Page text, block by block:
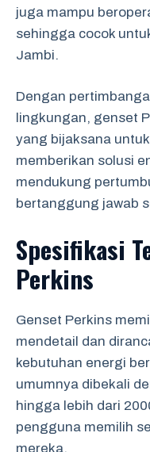
juga mampu
sehingga cocok
Jambi.
Dengan
lingkungan, genset
yang bijaksana
memberikan solusi
mendukung
bertanggung jawab
Spesifikasi
Perkins
Genset Perkins
mendetail dan
kebutuhan energi
umumnya dibekali
hingga lebih dari
pengguna memilih
mereka.